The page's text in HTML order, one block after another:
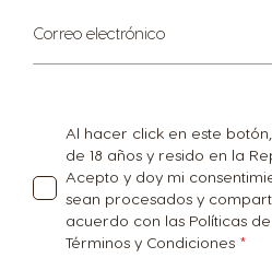
Suscríbase
al
boletín
Correo electrónico
Al hacer click en este
de 18 años y resido en la
Acepto y doy mi
sean procesados y
acuerdo con las Políticas
Términos y Condiciones